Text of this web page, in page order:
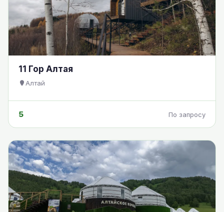
11 Гор Алтая
Алтай
5 По запросу